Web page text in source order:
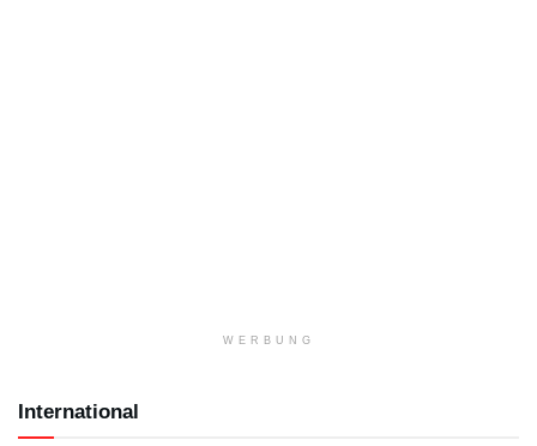
WERBUNG
International